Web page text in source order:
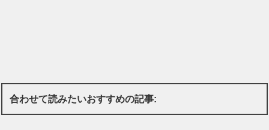
合わせて読みたいおすすめの記事: